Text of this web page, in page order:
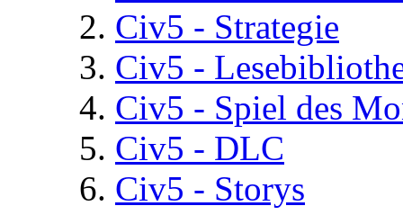
Civ5 - Strategie
Civ5 -
Civ5 - Spiel des
Civ5 - DLC
Civ5 - Storys